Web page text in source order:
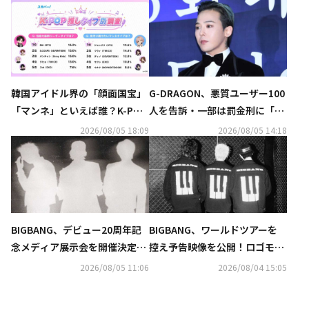
韓国アイドル界の「顔面国宝」
「マンネ」といえば誰？K-POP
推しタイプ別調査の結果が明ら
かに
2026/08/05 18:09
G-DRAGON、悪質ユーザー100
人を告訴・一部は罰金刑に「匿
名アカウントも処罰の可能性」
2026/08/05 14:18
BIGBANG、デビュー20周年記
念メディア展示会を開催決定！
無料で実施も…予告ポスターに
2026/08/05 11:06
BIGBANG、ワールドツアーを
控え予告映像を公開！ロゴモー
ションの意味・世界観に注目
2026/08/04 15:05